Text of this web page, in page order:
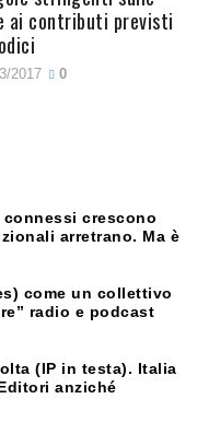
ai contributi previsti
2017 0
connessi crescono
arretrano. Ma è
come un collettivo
radio e podcast
(IP in testa). Italia
anziché